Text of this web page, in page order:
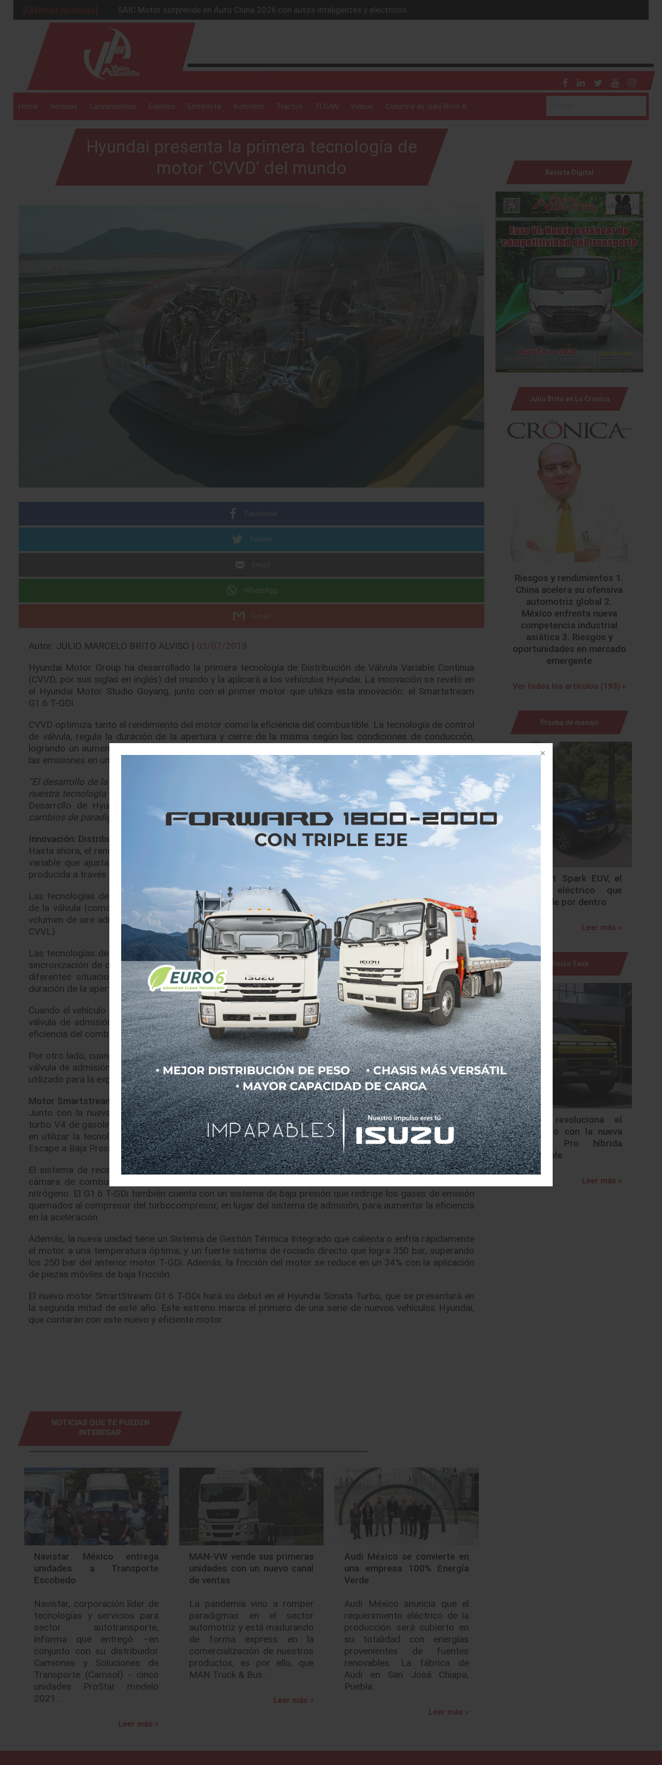
[Últimas noticias]
SAIC Motor sorprende en Auto China 2026 con autos inteligentes y eléctricos
BMW Group alcanza los 2 millones de autos eléctricos y acelera su estrategia global
La Nissan Frontier V6 PRO-4X conquista la Ruta del Oso en México
Kia lanza en México el servicio “59 minutos o gratis” y sacude la postventa automotriz.
GAC sacude México con un SUV híbrido de más de 1,000 km
Home Noticias Lanzamientos Eventos Entrevista Autotech Tractos TLCAN Videos Columna de Julio Brito A.
Hyundai presenta la primera tecnología de
motor ‘CVVD’ del mundo
Facebook
Twitter
WhatsApp
Gmail
Autor: JULIO MARCELO BRITO ALVISO | 03/07/2019
Hyundai Motor Group ha desarrollado la primera tecnología de Distribución de Válvula Variable Continua
(CVVD, por sus siglas en inglés) del mundo y la aplicará a los vehículos Hyundai. La innovación se reveló en
el Hyundai Motor Studio Goyang, junto con el primer motor que utiliza esta innovación: el Smartstream
G1.6 T-GDi.
CVVD optimiza tanto el rendimiento del motor como la eficiencia del combustible. La tecnología de control
de válvula, regula la duración de la apertura y cierre de la misma según las condiciones de conducción,
logrando un aumento del 4% en el rendimiento y una mejora del 5% en la eficiencia, al tiempo que reduce
las emisiones en un 12%.
“El desarrollo de la tecnología CVVD es un buen ejemplo de cómo Hyundai Motor Group está fortaleciendo
nuestra tecnología de tren motriz”
, dijo Albert Biermann, Presidente y Jefe de la División de Investigación y
Desarrollo de Hyundai Motor Group.
“Continuaremos nuestros esfuerzos de innovación para generar
cambios de paradigma y garantizar la sostenibilidad de nuestro modelo de negocio”.
Innovación: Distribución de Válvula Variable Continua
Hasta ahora, el rendimiento y la eficiencia de un motor se han regido por la tecnología de control de válvula
variable que ajusta la duración y la profundidad de la apertura de la válvula, con la potencia del motor
producida a través del ciclo de consumo-compresión-expansión-agotamiento.
Las tecnologías de control de válvula variable típicas, administran la sincronización de la apertura y cierre
de la válvula (como en la sincronización de válvula de apertura variable continua – CVVT) o controlan el
volumen de aire admitido, ajustando la profundidad de la apertura (elevación de válvula variable continua –
CVVL).
Las tecnologías de control de válvula variables anteriores no podían regular la duración de estas, ya que la
sincronización de cierre de la válvula estaba subordinada a la apertura, por lo que no podían responder a
diferentes situaciones de conducción. CVVD toma la tecnología en una nueva dirección, al ajustar la
duración de la apertura de una válvula según la demanda del motor.
Cuando el vehículo mantiene una velocidad constante y requiere una baja potencia del motor, CVVD abre la
válvula de admisión desde la mitad hasta el final de la carrera de compresión. Esto ayuda a mejorar la
eficiencia del combustible al reducir la resistencia causada por la compresión.
Por otro lado, cuando la salida del motor es alta, como cuando el vehículo está conduciendo a velocidad, la
válvula de admisión se cierra al comienzo de la carrera de compresión para maximizar la cantidad de aire
utilizado para la explosión, para mejorar la aceleración.
Motor Smartstream G1.6 T-GDi
Junto con la nueva tecnología CVVD, se presenta el nuevo motor Smartstream G1.6 T-GDi, una unidad
turbo V4 de gasolina con 180 caballos de fuerza y 27.0 kgm de torque. El nuevo tren motriz es el primero
en utilizar la tecnología CVVD de Hyundai Motor Group y también cuenta con Recirculación de Gases de
Escape a Baja Presión (LP EGR) para optimizar aún más la eficiencia del combustible.
El sistema de recirculación de los gases de escape devuelve parte del gas quemado por el motor a la
cámara de combustión, produciendo un efecto de enfriamiento y reduciendo la emisión de óxidos de
nitrógeno. El G1.6 T-GDi también cuenta con un sistema de baja presión que redirige los gases de emisión
quemados al compresor del turbocompresor, en lugar del sistema de admisión, para aumentar la eficiencia
en la aceleración.
Además, la nueva unidad tiene un Sistema de Gestión Térmica Integrado que calienta o enfría rápidamente
el motor a una temperatura óptima; y un fuerte sistema de rociado directo que logra 350 bar, superando
los 250 bar del anterior motor T-GDi. Además, la fricción del motor se reduce en un 34% con la aplicación
de piezas móviles de baja fricción.
El nuevo motor SmartStream G1.6 T-GDi hará su debut en el Hyundai Sonata Turbo, que se presentará en
la segunda mitad de este año. Este estreno marca el primero de una serie de nuevos vehículos Hyundai,
que contarán con este nuevo y eficiente motor.
NOTICIAS QUE TE PUEDEN
INTERESAR
Navistar México entrega
unidades a Transporte
Escobedo
Navistar, corporación líder de
tecnologías y servicios para
sector autotransporte,
informa que entregó –en
conjunto con su distribuidor
Camiones y Soluciones de
Transporte (Camsol) - cinco
unidades ProStar modelo
2021…
Leer más »
MAN-VW vende sus primeras
unidades con un nuevo canal
de ventas
La pandemia vino a romper
paradigmas en el sector
automotriz y está madurando
de forma express en la
comercialización de nuestros
productos, es por ello, que
MAN Truck & Bus…
Leer más »
Audi México se convierte en
una empresa 100% Energía
Verde
Audi México anuncia que el
requerimiento eléctrico de la
producción será cubierto en
su totalidad con energías
provenientes de fuentes
renovables. La fábrica de
Audi en San José Chiapa,
Puebla…
Leer más »
Revista Digital
Julio Brito en La Crónica
Riesgos y rendimientos 1.
China acelera su ofensiva
automotriz global 2.
México enfrenta nueva
competencia industrial
asiática 3. Riesgos y
oportunidades en mercado
emergente
Ver todos los artículos (193) »
Prueba de manejo
Chevrolet Spark EUV, el
urbano eléctrico que
sorprende por dentro
Leer más »
Visión Tech
Nissan revoluciona el
segmento con la nueva
Frontier Pro híbrida
enchufable
Leer más »